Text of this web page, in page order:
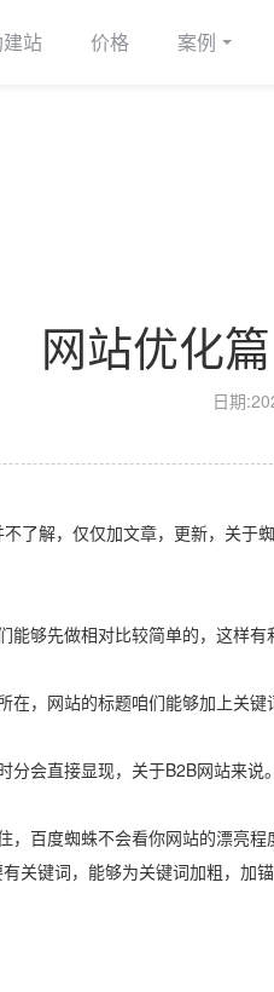
站 价格 案例
网站优化
日期:
了解，仅仅加文章，更新，关
够先做相对比较简单的，这样有
，网站的标题咱们能够加上关键
会直接显现，关于B2B网站来说
百度蜘蛛不会看你网站的漂亮
关键词，能够为关键词加粗，加